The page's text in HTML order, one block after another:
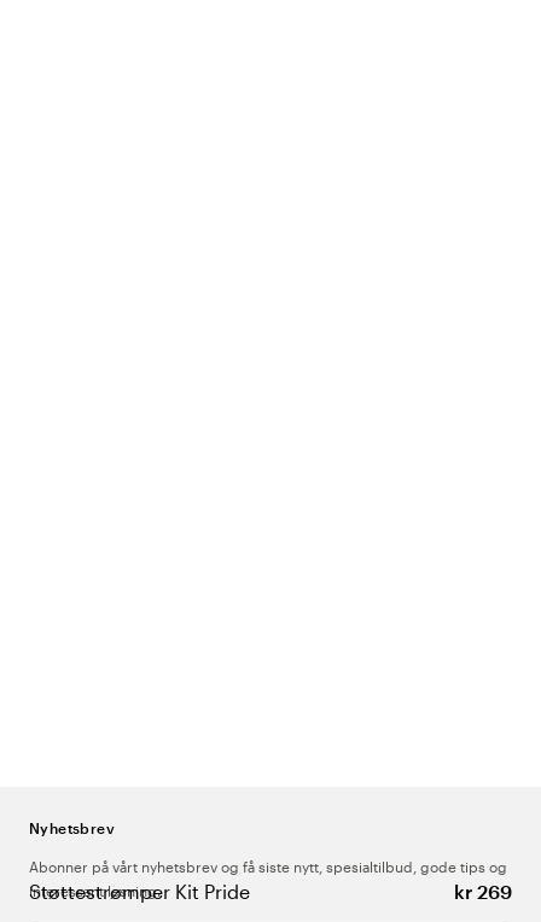
Støttestrømper Kit Pride kr 269
Nyhetsbrev
Abonner på vårt nyhetsbrev og få siste nytt, spesialtilbud, gode tips og
interessant lesning.